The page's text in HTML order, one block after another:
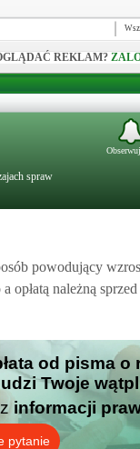
REKLAM?
spraw
powodujący
należną
od pisma
Twoje
informacji
pytanie